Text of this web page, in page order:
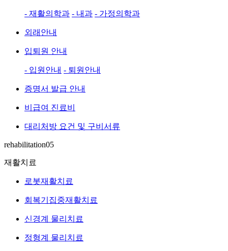
- 재활의학과 - 내과 - 가정의학과
외래안내
입퇴원 안내
- 입원안내 - 퇴원안내
증명서 발급 안내
비급여 진료비
대리처방 요건 및 구비서류
rehabilitation05
재활치료
로봇재활치료
회복기집중재활치료
신경계 물리치료
정형계 물리치료